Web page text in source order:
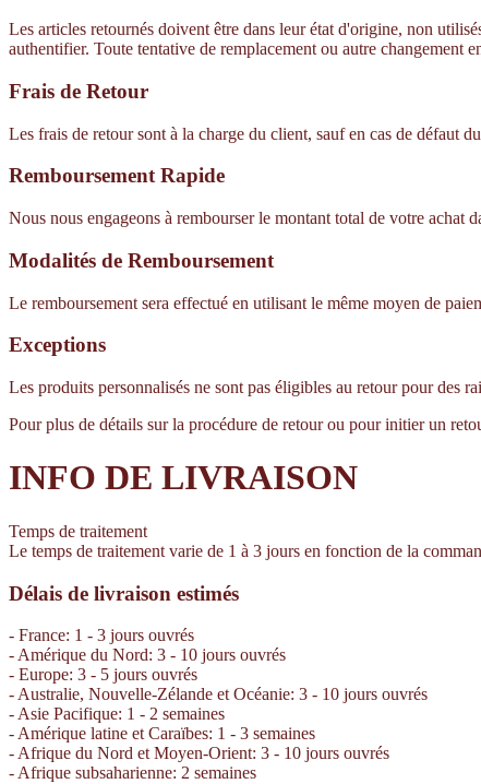
Les articles retournés doivent être dans leur état d'origine, non
authentifier. Toute tentative de remplacement ou autre changement
Frais de Retour
Les frais de retour sont à la charge du client, sauf en cas de défaut
Remboursement Rapide
Nous nous engageons à rembourser le montant total de votre
Modalités de Remboursement
Le remboursement sera effectué en utilisant le même moyen de
Exceptions
Les produits personnalisés ne sont pas éligibles au retour pour des
Pour plus de détails sur la procédure de retour ou pour initier un
INFO DE LIVRAISON
Temps de traitement
Le temps de traitement varie de 1 à 3 jours en fonction de la
Délais de livraison estimés
- France: 1 - 3 jours ouvrés
- Amérique du Nord: 3 - 10 jours ouvrés
- Europe: 3 - 5 jours ouvrés
- Australie, Nouvelle-Zélande et Océanie: 3 - 10 jours ouvrés
- Asie Pacifique: 1 - 2 semaines
- Amérique latine et Caraïbes: 1 - 3 semaines
- Afrique du Nord et Moyen-Orient: 3 - 10 jours ouvrés
- Afrique subsaharienne: 2 semaines